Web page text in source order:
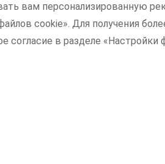
вам персонализированную
cookie». Для получения
в разделе «Настройки